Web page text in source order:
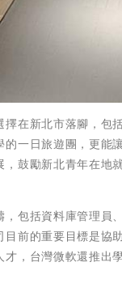
在新北市落腳，
一日旅遊團，更
鼓勵新北青年在地
包括資料庫管理員
前的重要目標是
，台灣微軟還推出